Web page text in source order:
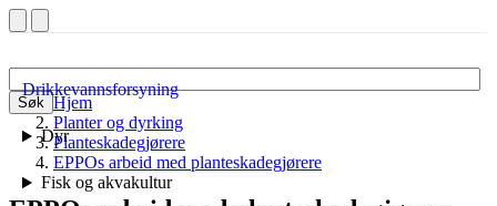
Søk
Drikkevannsforsyning
Dyr
Fisk og akvakultur
Hjem
Planter og dyrking
Planteskadegjørere
EPPOs arbeid med planteskadegjørere